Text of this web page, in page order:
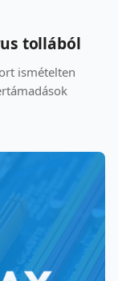
tollából
ismételten